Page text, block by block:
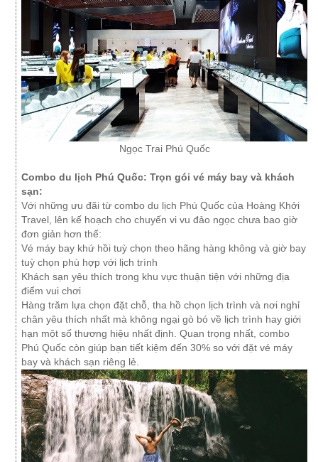
Ngọc Trai Phú Quốc
Combo du lịch Phú Quốc: Trọn gói vé máy bay và khách
sạn:
Với những ưu đãi từ combo du lịch Phú Quốc của Hoàng Khởi
Travel, lên kế hoạch cho chuyến vi vu đảo ngọc chưa bao giờ
đơn giản hơn thế:
Vé máy bay khứ hồi tuỳ chọn theo hãng hàng không và giờ bay
tuỳ chọn phù hợp với lịch trình
Khách sạn yêu thích trong khu vực thuận tiện với những địa
điểm vui chơi
Hàng trăm lựa chọn đặt chỗ, tha hồ chọn lịch trình và nơi nghỉ
chân yêu thích nhất mà không ngại gò bó về lịch trình hay giới
hạn một số thương hiệu nhất định. Quan trọng nhất, combo
Phú Quốc còn giúp bạn tiết kiệm đến 30% so với đặt vé máy
bay và khách sạn riêng lẻ.